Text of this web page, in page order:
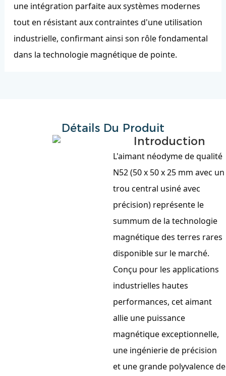
une intégration parfaite aux systèmes modernes
tout en résistant aux contraintes d'une utilisation
industrielle, confirmant ainsi son rôle fondamental
dans la technologie magnétique de pointe.
Détails Du Produit
Introduction
L'aimant néodyme de qualité
N52 (50 x 50 x 25 mm avec un
trou central usiné avec
précision) représente le
summum de la technologie
magnétique des terres rares
disponible sur le marché.
Conçu pour les applications
industrielles hautes
performances, cet aimant
allie une puissance
magnétique exceptionnelle,
une ingénierie de précision
et une grande polyvalence de